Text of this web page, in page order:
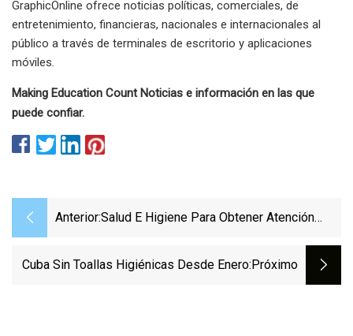
GraphicOnline ofrece noticias políticas, comerciales, de
entretenimiento, financieras, nacionales e internacionales al
público a través de terminales de escritorio y aplicaciones
móviles.
Making Education Count Noticias e información en las que
puede confiar.
Anterior:Salud E Higiene Para Obtener Atención
Cuba Sin Toallas Higiénicas Desde Enero:próximo